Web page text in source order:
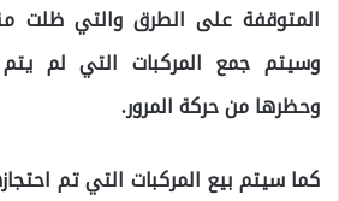
المتوقفة على الطرق والتي ظلت
وسيتم جمع المركبات التي لم يتم
وحظرها من حركة المرور.
كما سيتم بيع المركبات التي تم